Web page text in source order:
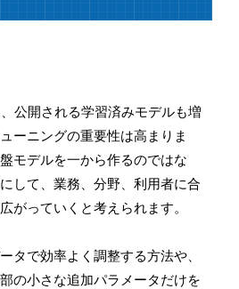
公開される学習済みモデルも増
ーニングの重要性は高まりま
モデルを一から作るのではな
して、業務、分野、利用者に合
がっていくと考えられます。
タで効率よく調整する方法や、
の小さな追加パラメータだけを